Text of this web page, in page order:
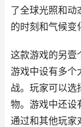
了全球光照和动
的时刻和气候变
这款游戏的另壹
游戏中设有多个
战。玩家可以选
物。游戏中还设
通过和其他玩家